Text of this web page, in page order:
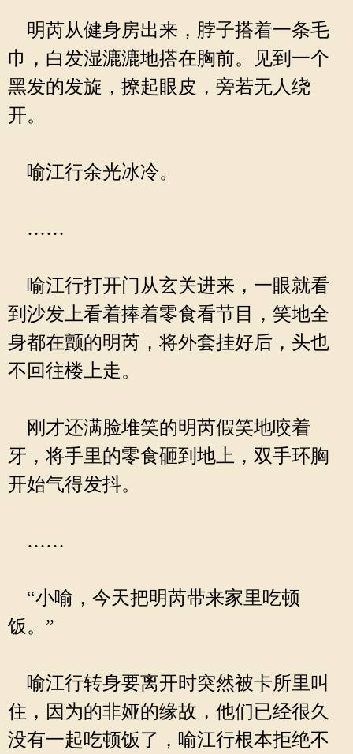
明芮从健身房出来，脖子搭着一条毛
巾，白发湿漉漉地搭在胸前。见到一个
黑发的发旋，撩起眼皮，旁若无人绕
开。
喻江行余光冰冷。
……
喻江行打开门从玄关进来，一眼就看
到沙发上看着捧着零食看节目，笑地全
身都在颤的明芮，将外套挂好后，头也
不回往楼上走。
刚才还满脸堆笑的明芮假笑地咬着
牙，将手里的零食砸到地上，双手环胸
开始气得发抖。
……
“小喻，今天把明芮带来家里吃顿
饭。”
喻江行转身要离开时突然被卡所里叫
住，因为的非娅的缘故，他们已经很久
没有一起吃顿饭了，喻江行根本拒绝不